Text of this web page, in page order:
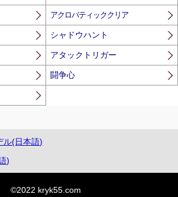
アクロバティッククリア
シャドウハント
アタックトリガー
闘争心
ル(日本語)
)
©2022 kryk55.com